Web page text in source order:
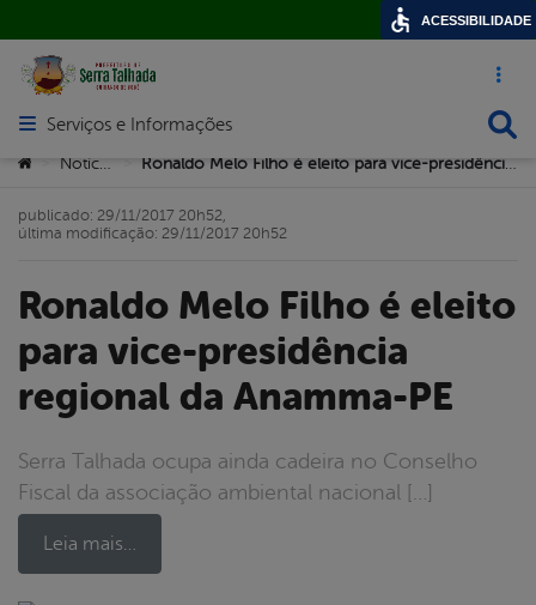
Acesso
Abrir menu principal de navegação
Serviços e Informações
Você está aqui:
> Notícias >
Ronaldo Melo Filho é eleito
para vice-presidência
regional da Anamma-PE
Serra Talhada ocupa ainda cadeira no Conselho
Fiscal da associação ambiental nacional […]
Leia mais…
publicado: 29/11/2017 20h52,
última modificação: 29/11/2017 20h52
ACESSIBILIDADE